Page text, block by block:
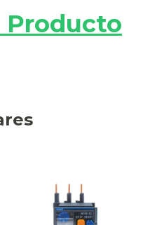
Producto